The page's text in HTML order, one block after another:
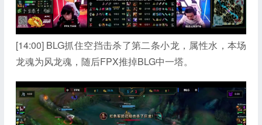
[14:00] BLG抓住空挡击杀了第二条小龙，属性水，本场
龙魂为风龙魂，随后FPX推掉BLG中一塔。